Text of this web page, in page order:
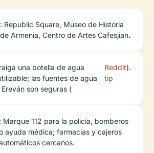
: Republic Square, Museo de Historia
de Armenia, Centro de Artes Cafesjian.
una botella de agua
las fuentes de agua
son seguras (
Reddit
tip
).
: Marque 112 para la policía, bomberos
ayuda médica; farmacias y cajeros
cercanos.